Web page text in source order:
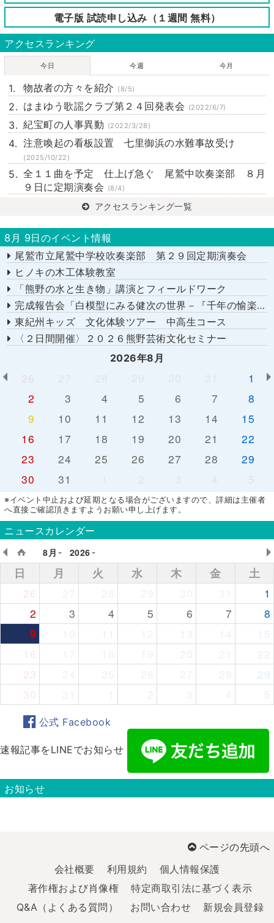
電子版 試読申し込み（１週間 無料）
アクセスランキング
今日 今週 今月
物故者の方々を紹介 (8/5)
はまゆう歌謡クラブ第２４回発表会 (2022/6/7)
紀宝町の人事異動 (2022/3/28)
注意喚起の看板設置 七里御浜の水難事故受け
(2025/10/22)
全１１曲を予定 仕上げ急ぐ 尾鷲中吹奏楽部 ８月
９日に定期演奏会 (8/4)
アクセスランキング一覧
8月 9日のイベント情報
尾鷲市立尾鷲中学校吹奏楽部 第２９回定期演奏会
ヒノキの木工体験教室
「熊野の水と生き物」講演とフィールドワーク
完成報告会「白模型にみる健次の世界－『千年の愉楽』『奇蹟』より－」
東紀州キッズ 文化体験ツアー 中高生コース
〈２日間開催〉２０２６熊野芸術文化セミナー
2026年8月
26
1
2
3 4 5 6 7
8
9
10 11 12 13 14
15
16
17 18 19 20 21
22
23
24 25 26 27 28
29
30
31 5
※イベント中止および延期となる場合がございますので、詳細は主催者
へ直接ご確認頂きますようお願い申し上げます。
ニュースカレンダー
8月
2026
日 月 火 水 木 金
土
26
1
2
3 4 5 6 7
8
9
15
16
22
23
29
30
5
公式 Facebook
速報記事をLINEでお知らせ
お知らせ
ページの先頭へ
会社概要
利用規約
個人情報保護
著作権および肖像権
特定商取引法に基づく表示
Q&A（よくある質問）
お問い合わせ 新規会員登録